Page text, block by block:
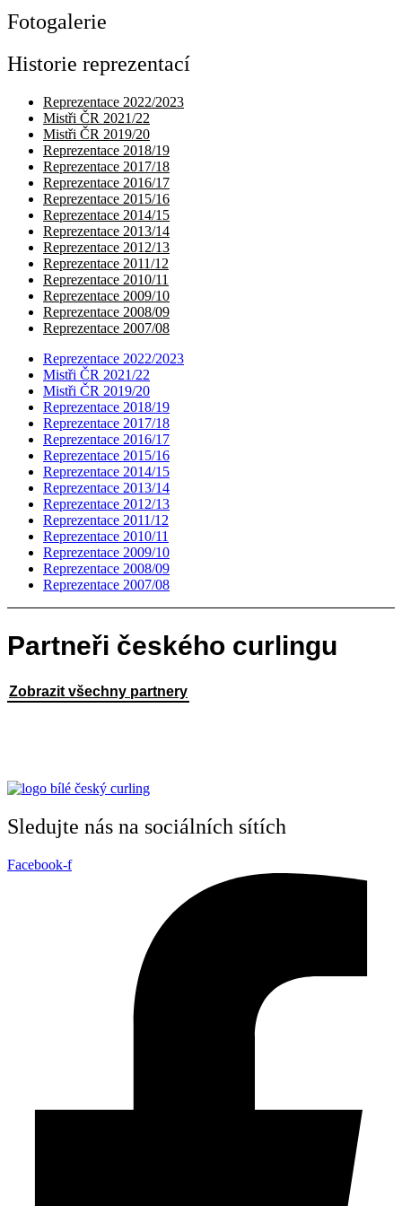
Fotogalerie
Historie reprezentací
Reprezentace 2022/2023
Mistři ČR 2021/22
Mistři ČR 2019/20
Reprezentace 2018/19
Reprezentace 2017/18
Reprezentace 2016/17
Reprezentace 2015/16
Reprezentace 2014/15
Reprezentace 2013/14
Reprezentace 2012/13
Reprezentace 2011/12
Reprezentace 2010/11
Reprezentace 2009/10
Reprezentace 2008/09
Reprezentace 2007/08
Reprezentace 2022/2023
Mistři ČR 2021/22
Mistři ČR 2019/20
Reprezentace 2018/19
Reprezentace 2017/18
Reprezentace 2016/17
Reprezentace 2015/16
Reprezentace 2014/15
Reprezentace 2013/14
Reprezentace 2012/13
Reprezentace 2011/12
Reprezentace 2010/11
Reprezentace 2009/10
Reprezentace 2008/09
Reprezentace 2007/08
Partneři českého curlingu
Zobrazit všechny partnery
Sledujte nás na sociálních sítích
Facebook-f